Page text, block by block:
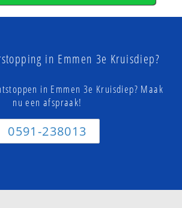
in Emmen 3e Kruisdiep?
in Emmen 3e Kruisdiep? Maak
nu een afspraak!
0591-238013